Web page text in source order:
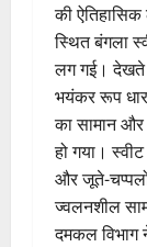
की ऐतिहासिक
स्थित बंगला
लग गई।
भयंकर रूप
का सामान
हो गया।
और जूते-
ज्वलनशील
दमकल